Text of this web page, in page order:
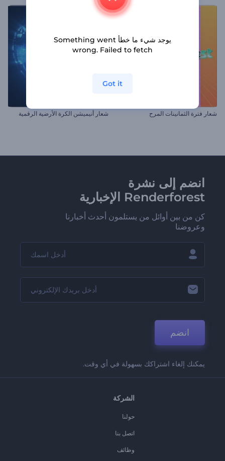
شعار فترة الثمانينات المرح شعار أنيميشن الكرة الأرضية الرقمية
انضم إلى نشرة
Renderforest الإخبارية
كن من بين أوائل من يستلمون أحدث أخبارنا
وعروضنا
انضم
يمكنك إلغاء اشتراكك بسهولة في أي وقت.
الشركة
حولنا
اتصل بنا
وظائف
يوجد شيء ما خطأ Something went
wrong. Failed to fetch
Got it